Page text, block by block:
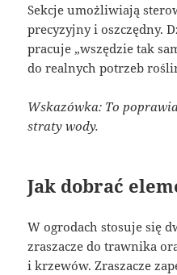
Sekcje umożliwiają
precyzyjny i oszczędny.
pracuje „wszędzie tak
do realnych potrzeb
Wskazówka: To
straty wody.
Jak dobrać
W ogrodach stosuje się
zraszacze do trawnika
i krzewów. Zraszacze